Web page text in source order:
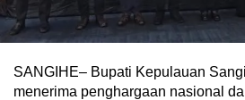
SANGIHE– Bupati Kepulauan
menerima penghargaan nasional